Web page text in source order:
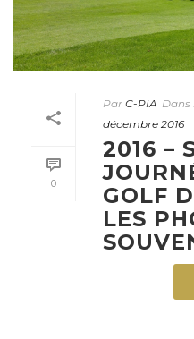
0
Par C-PIA Dans
décembre 2016
2016 –
GOLF
LES